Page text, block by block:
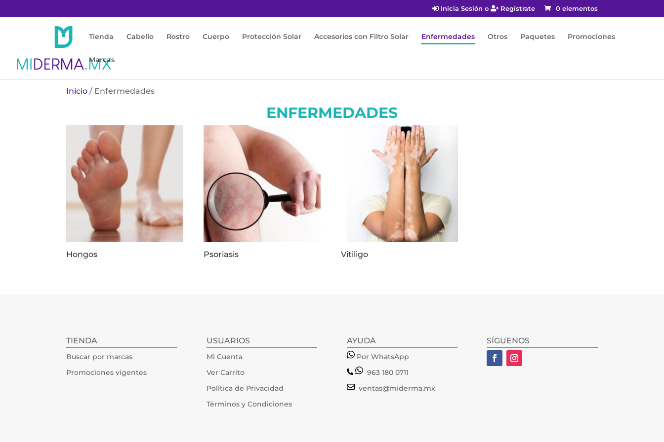
Inicia Sesión o Regístrate 0 elementos
Tienda Cabello Rostro Cuerpo Protección Solar Accesorios con Filtro Solar Enfermedades Otros Paquetes Promociones
Marcas
Inicio / Enfermedades
ENFERMEDADES
Hongos Psoriasis Vitiligo
TIENDA
Buscar por marcas
Promociones vigentes
USUARIOS
Mi Cuenta
Ver Carrito
Política de Privacidad
Términos y Condiciones
AYUDA
Por WhatsApp
963 180 0711
ventas@miderma.mx
SÍGUENOS